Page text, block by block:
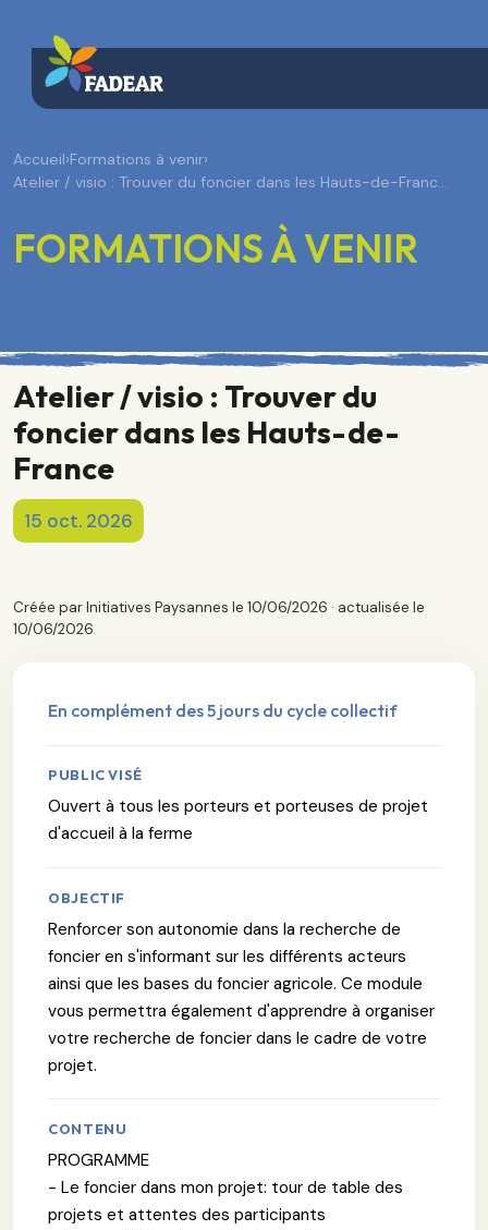
Accueil›Formations à venir›
Atelier / visio : Trouver du foncier dans les Hauts-de-Franc…
FORMATIONS À VENIR
Atelier / visio : Trouver du
foncier dans les Hauts-de-
France
15 oct. 2026
Créée par Initiatives Paysannes le 10/06/2026 · actualisée le
10/06/2026
En complément des 5 jours du cycle collectif
PUBLIC VISÉ
Ouvert à tous les porteurs et porteuses de projet
d'accueil à la ferme
OBJECTIF
Renforcer son autonomie dans la recherche de
foncier en s'informant sur les différents acteurs
ainsi que les bases du foncier agricole. Ce module
vous permettra également d'apprendre à organiser
votre recherche de foncier dans le cadre de votre
projet.
CONTENU
PROGRAMME
- Le foncier dans mon projet: tour de table des
projets et attentes des participants